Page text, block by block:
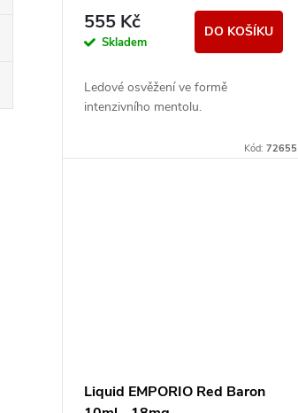
555 Kč
Skladem
DO KOŠÍKU
Ledové osvěžení ve formě
intenzivního mentolu.
Kód:72655
Liquid EMPORIO Red Baron